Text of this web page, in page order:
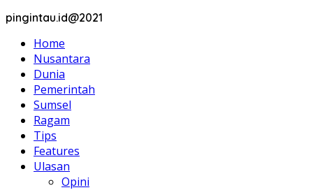
pingintau.id@2021
Home
Nusantara
Dunia
Pemerintah
Sumsel
Ragam
Tips
Features
Ulasan
Opini